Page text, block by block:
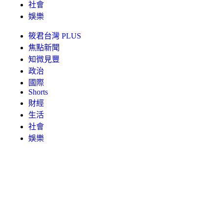
社會
娛樂
筱君台灣 PLUS
焦點新聞
知微見豐
政治
國際
Shorts
財經
生活
社會
娛樂